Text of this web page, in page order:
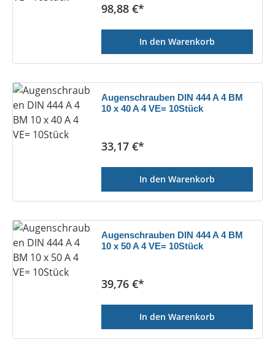
Regulärer Preis:
98,88 €*
In den Warenkorb
Augenschrauben DIN 444 A 4 BM
10 x 40 A 4 VE= 10Stück
Regulärer Preis:
33,17 €*
In den Warenkorb
Augenschrauben DIN 444 A 4 BM
10 x 50 A 4 VE= 10Stück
Regulärer Preis:
39,76 €*
In den Warenkorb